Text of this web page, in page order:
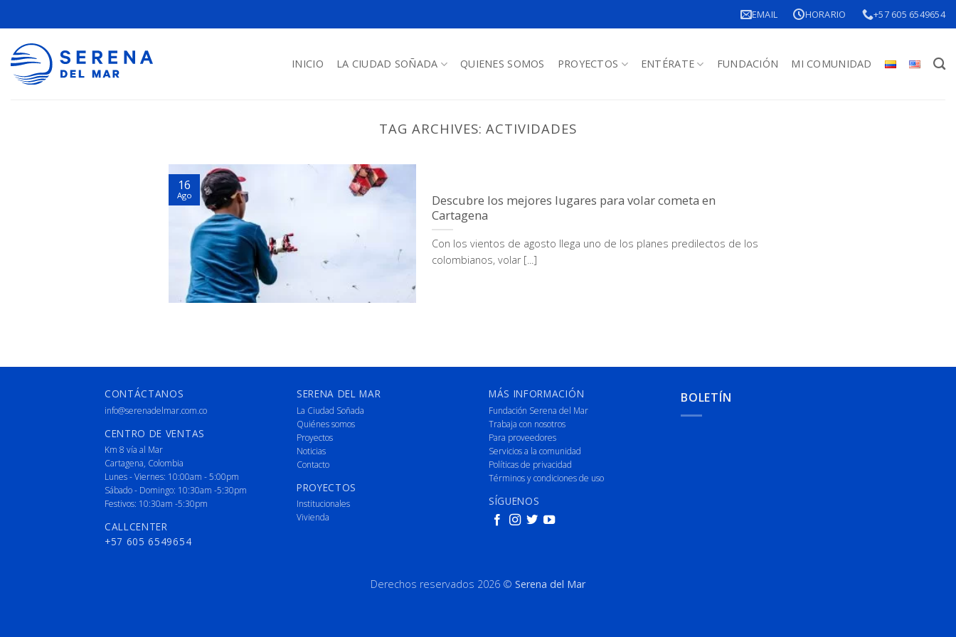
EMAIL HORARIO +57 605 6549654
INICIO LA CIUDAD SOÑADA QUIENES SOMOS PROYECTOS ENTÉRATE FUNDACIÓN MI COMUNIDAD
TAG ARCHIVES:ACTIVIDADES
Descubre los mejores lugares para volar cometa en
Cartagena
Con los vientos de agosto llega uno de los planes predilectos de los
colombianos, volar [...]
16
Ago
CONTÁCTANOS
info@serenadelmar.com.co
CENTRO DE VENTAS
Km 8 vía al Mar
Cartagena, Colombia
Lunes - Viernes: 10:00am - 5:00pm
Sábado - Domingo: 10:30am -5:30pm
Festivos: 10:30am -5:30pm
CALLCENTER
+57 605 6549654
SERENA DEL MAR
La Ciudad Soñada
Quiénes somos
Proyectos
Noticias
Contacto
PROYECTOS
Institucionales
Vivienda
MÁS INFORMACIÓN
Fundación Serena del Mar
Trabaja con nosotros
Para proveedores
Servicios a la comunidad
Políticas de privacidad
Términos y condiciones de uso
SÍGUENOS
BOLETÍN
Derechos reservados 2026 © Serena del Mar